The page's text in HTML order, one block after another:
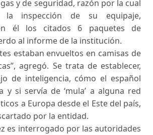
y de seguridad, razón por la cual
la inspección de su equipaje,
él los citados 6 paquetes de
al informe de la institución.
estaban envueltos en camisas de
agregó. Se trata de establecer,
de inteligencia, cómo el español
y si servía de ‘mula’ a alguna red
a Europa desde el Este del país,
por la entidad.
es interrogado por las autoridades